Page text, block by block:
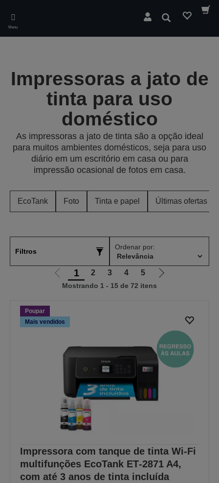
main
content
Menu
Pesquisar
Impressoras a jato de
tinta para uso
doméstico
As impressoras a jato de tinta são a opção ideal
para muitos ambientes domésticos, seja para uso
diário em um escritório em casa ou para
impressão ocasional de fotos em casa.
EcoTank Foto Tinta e papel Últimas ofertas
Filtros
Ordenar por:
Ir
para
anterior
1 2 3 4 5
Ir
Mostrando 1 - 15 de 72 itens
Poupar
Mais vendidos
Impressora com tanque de tinta Wi-Fi
multifunções EcoTank ET‑2871 A4,
com até 3 anos de tinta incluída